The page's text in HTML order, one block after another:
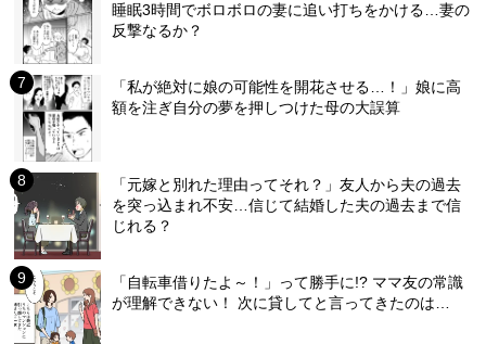
睡眠3時間でボロボロの妻に追い打ちをかける…妻の
反撃なるか？
「私が絶対に娘の可能性を開花させる…！」娘に高
額を注ぎ自分の夢を押しつけた母の大誤算
「元嫁と別れた理由ってそれ？」友人から夫の過去
を突っ込まれ不安…信じて結婚した夫の過去まで信
じれる？
「自転車借りたよ～！」って勝手に!? ママ友の常識
が理解できない！ 次に貸してと言ってきたのは…